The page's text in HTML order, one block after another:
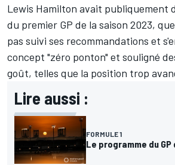
Lewis Hamilton avait publiquement
du premier GP de la saison 2023, que
pas suivi ses recommandations et
concept "zéro ponton" et souligné
goût, telles que la position trop
Lire aussi :
FORMULE 1
Le programme du GP